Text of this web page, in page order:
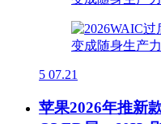
5 07.21
苹果2026年推新